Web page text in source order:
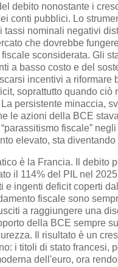
debito nonostante i
conti pubblici. Lo
tassi nominali negativi
che dovrebbe
sconsiderata. Gli
a basso costo e del
incentivi a riformare
soprattutto quando ciò
persistente minaccia,
le azioni della BCE
fiscale”
elevato, sta diventando
è la Francia. Il debito
il 114% del PIL nel
e ingenti deficit coperti
fiscale sono
a raggiungere una
della BCE sempre
Il risultato è un
i titoli di stato francesi,
dell'euro, ora